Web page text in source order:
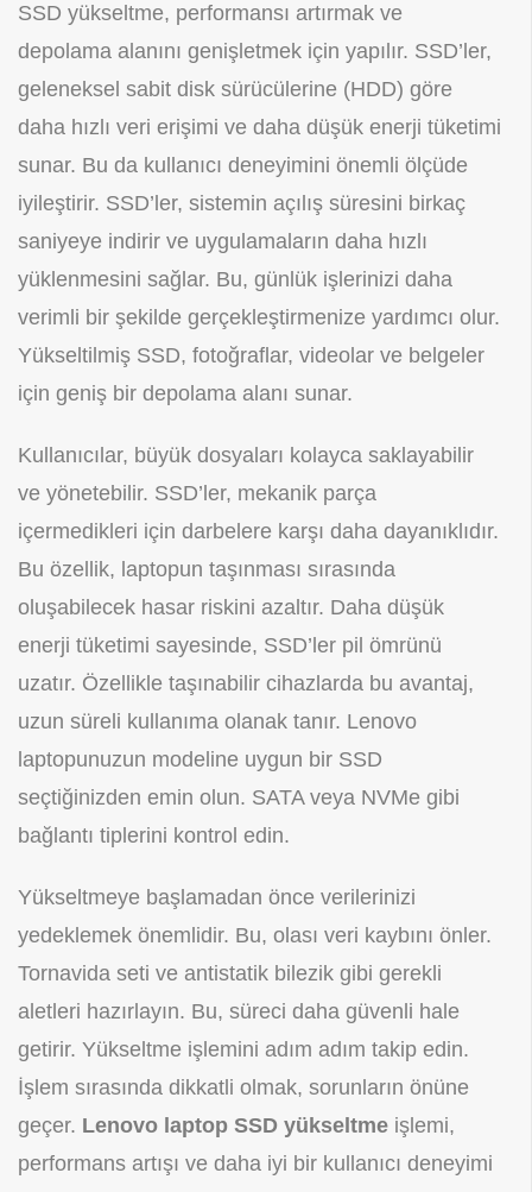
SSD yükseltme, performansı artırmak ve
depolama alanını genişletmek için yapılır. SSD’ler,
geleneksel sabit disk sürücülerine (HDD) göre
daha hızlı veri erişimi ve daha düşük enerji tüketimi
sunar. Bu da kullanıcı deneyimini önemli ölçüde
iyileştirir. SSD’ler, sistemin açılış süresini birkaç
saniyeye indirir ve uygulamaların daha hızlı
yüklenmesini sağlar. Bu, günlük işlerinizi daha
verimli bir şekilde gerçekleştirmenize yardımcı olur.
Yükseltilmiş SSD, fotoğraflar, videolar ve belgeler
için geniş bir depolama alanı sunar.
Kullanıcılar, büyük dosyaları kolayca saklayabilir
ve yönetebilir. SSD’ler, mekanik parça
içermedikleri için darbelere karşı daha dayanıklıdır.
Bu özellik, laptopun taşınması sırasında
oluşabilecek hasar riskini azaltır. Daha düşük
enerji tüketimi sayesinde, SSD’ler pil ömrünü
uzatır. Özellikle taşınabilir cihazlarda bu avantaj,
uzun süreli kullanıma olanak tanır. Lenovo
laptopunuzun modeline uygun bir SSD
seçtiğinizden emin olun. SATA veya NVMe gibi
bağlantı tiplerini kontrol edin.
Yükseltmeye başlamadan önce verilerinizi
yedeklemek önemlidir. Bu, olası veri kaybını önler.
Tornavida seti ve antistatik bilezik gibi gerekli
aletleri hazırlayın. Bu, süreci daha güvenli hale
getirir. Yükseltme işlemini adım adım takip edin.
İşlem sırasında dikkatli olmak, sorunların önüne
geçer. Lenovo laptop SSD yükseltme işlemi,
performans artışı ve daha iyi bir kullanıcı deneyimi